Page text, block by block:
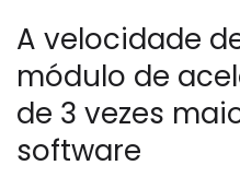
A velocidade
módulo de
de 3 vezes
software